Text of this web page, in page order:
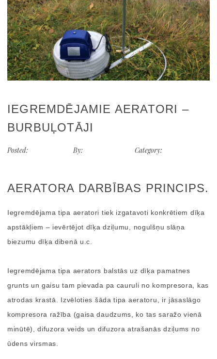
IEGREMDĒJAMIE AERATORI –
BURBUĻOTĀJI
Posted: By: Category:
AERATORA DARBĪBAS PRINCIPS.
Iegremdējama tipa aeratori tiek izgatavoti konkrētiem dīķa
apstākļiem – ievērtējot dīķa dziļumu, nogulšņu slāņa
biezumu dīķa dibenā u.c.
Iegremdējama tipa aerators balstās uz dīķa pamatnes
grunts un gaisu tam pievada pa cauruli no kompresora, kas
atrodas krastā. Izvēloties šāda tipa aeratoru, ir jāsaslāgo
kompresora ražība (gaisa daudzums, ko tas saražo vienā
minūtē), difuzora veids un difuzora atrašanās dziļums no
ūdens virsmas.